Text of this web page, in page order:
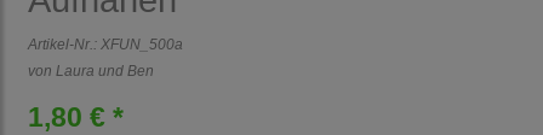
Artikel-Nr.: XFUN_500a
von Laura und Ben
1,80 € *